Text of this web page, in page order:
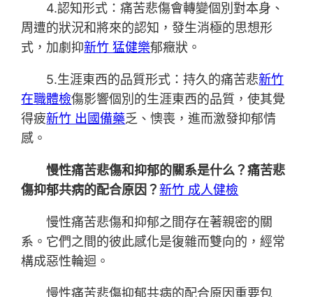
4.認知形式：痛苦悲傷會轉變個別對本身、
周遭的狀況和將來的認知，發生消極的思想形
式，加劇抑新竹 猛健樂郁癥狀。
5.生涯東西的品質形式：持久的痛苦悲新竹
在職體檢傷影響個別的生涯東西的品質，使其覺
得疲新竹 出國備藥乏、懊喪，進而激發抑郁情
感。
慢性痛苦悲傷和抑郁的關系是什么？痛苦悲
傷抑郁共病的配合原因？新竹 成人健檢
慢性痛苦悲傷和抑郁之間存在著親密的關
系。它們之間的彼此感化是復雜而雙向的，經常
構成惡性輪迴。
慢性痛苦悲傷抑郁共病的配合原因重要包